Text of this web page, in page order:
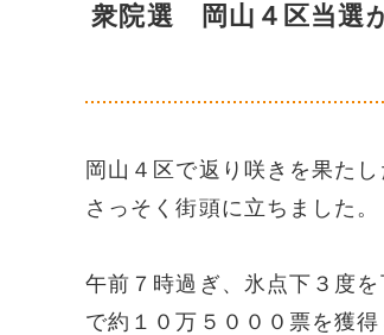
衆院選 岡山４区当選
岡山４区で返り咲きを果た
さっそく街頭に立ちました。
午前７時過ぎ、氷点下３度
で約１０万５０００票を獲